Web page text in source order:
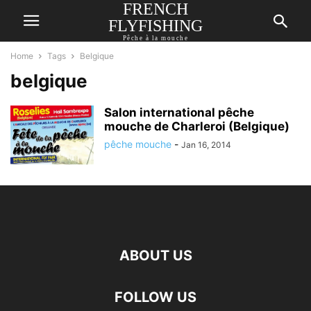
FRENCH
FLYFISHING
Pêche à la mouche
Home Tags Belgique
belgique
Salon international pêche
mouche de Charleroi (Belgique)
pêche mouche - Jan 16, 2014
ABOUT US
FOLLOW US